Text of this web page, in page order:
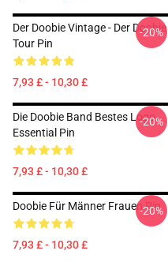
Der Doobie Vintage - Der Doobie
Tour Pin
7,93 £ - 10,30 £
-20%
Die Doobie Band Bestes Logo
Essential Pin
7,93 £ - 10,30 £
-20%
Doobie Für Männer Frauen Pin
7,93 £ - 10,30 £
-20%